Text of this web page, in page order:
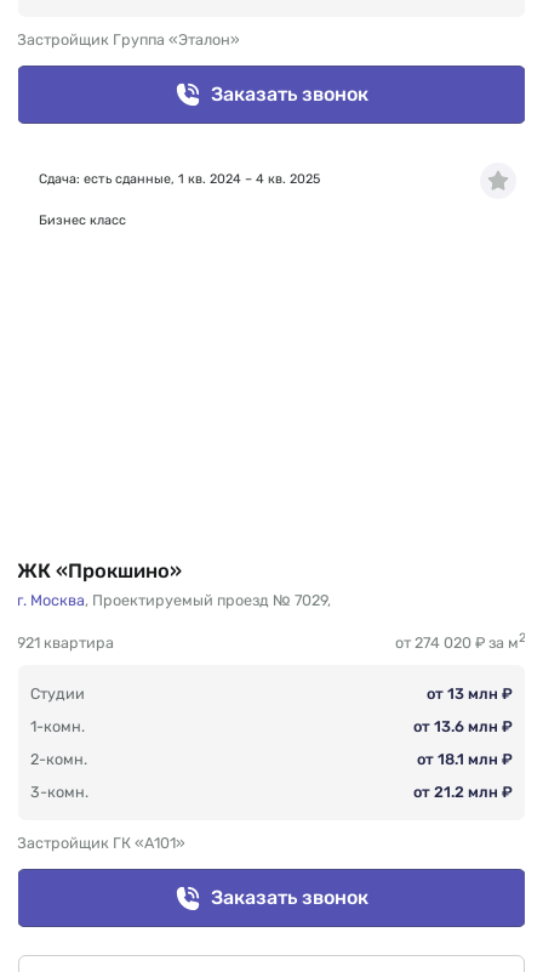
Застройщик Группа «Эталон»
Заказать звонок
ЖК «Прокшино»
г. Москва, Проектируемый проезд № 7029,
921 квартира от 274 020 ₽ за м2
Студии
от 13 млн ₽
1-комн.
от 13.6 млн ₽
2-комн.
от 18.1 млн ₽
3-комн.
от 21.2 млн ₽
Застройщик ГК «А101»
Заказать звонок
Сдача: есть сданные, 1 кв. 2024 – 4 кв. 2025
Бизнес класс